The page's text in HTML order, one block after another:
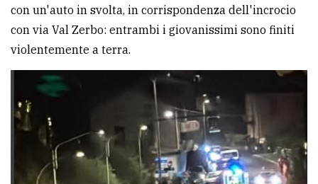
avanzata
ALTRE
TESTATE
con un'auto in svolta, in corrispondenza dell'incrocio
con via Val Zerbo: entrambi i giovanissimi sono finiti
violentemente a terra.